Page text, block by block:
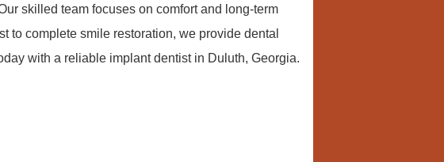
skilled team focuses on comfort and long-term
to complete smile restoration, we provide dental
with a reliable implant dentist in Duluth, Georgia.